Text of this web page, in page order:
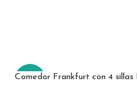
-22%
Comedor Frankfurt con 4 sillas